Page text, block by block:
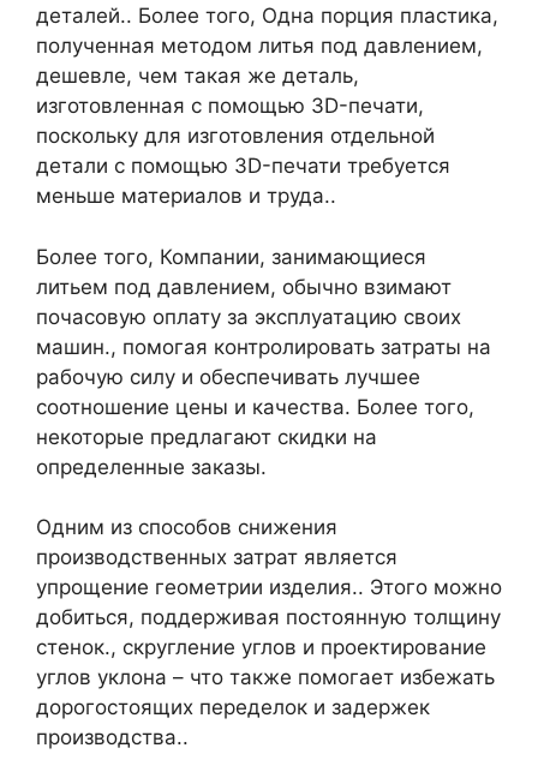
деталей.. Более того, Одна порция пластика,
полученная методом литья под давлением,
дешевле, чем такая же деталь,
изготовленная с помощью 3D-печати,
поскольку для изготовления отдельной
детали с помощью 3D-печати требуется
меньше материалов и труда..
Более того, Компании, занимающиеся
литьем под давлением, обычно взимают
почасовую оплату за эксплуатацию своих
машин., помогая контролировать затраты на
рабочую силу и обеспечивать лучшее
соотношение цены и качества. Более того,
некоторые предлагают скидки на
определенные заказы.
Одним из способов снижения
производственных затрат является
упрощение геометрии изделия.. Этого можно
добиться, поддерживая постоянную толщину
стенок., скругление углов и проектирование
углов уклона – что также помогает избежать
дорогостоящих переделок и задержек
производства..